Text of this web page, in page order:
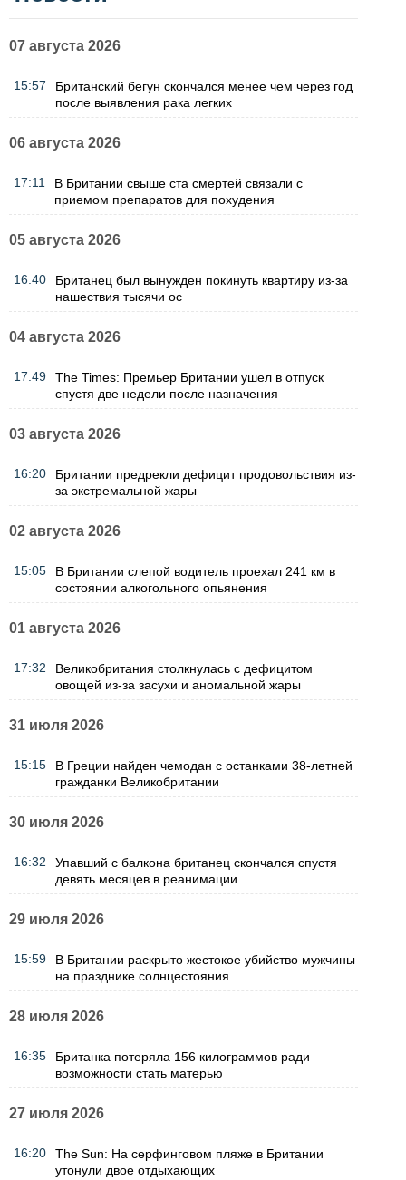
07 августа 2026
15:57
Британский бегун скончался менее чем через год
после выявления рака легких
06 августа 2026
17:11
В Британии свыше ста смертей связали с
приемом препаратов для похудения
05 августа 2026
16:40
Британец был вынужден покинуть квартиру из-за
нашествия тысячи ос
04 августа 2026
17:49
The Times: Премьер Британии ушел в отпуск
спустя две недели после назначения
03 августа 2026
16:20
Британии предрекли дефицит продовольствия из-
за экстремальной жары
02 августа 2026
15:05
В Британии слепой водитель проехал 241 км в
состоянии алкогольного опьянения
01 августа 2026
17:32
Великобритания столкнулась с дефицитом
овощей из-за засухи и аномальной жары
31 июля 2026
15:15
В Греции найден чемодан с останками 38-летней
гражданки Великобритании
30 июля 2026
16:32
Упавший с балкона британец скончался спустя
девять месяцев в реанимации
29 июля 2026
15:59
В Британии раскрыто жестокое убийство мужчины
на празднике солнцестояния
28 июля 2026
16:35
Британка потеряла 156 килограммов ради
возможности стать матерью
27 июля 2026
16:20
The Sun: На серфинговом пляже в Британии
утонули двое отдыхающих